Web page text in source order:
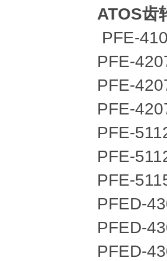
ATOS齿
PFE-
PFE-
PFE-
PFE-
PFE-
PFE-
PFE-
PFED-
PFED-
PFED-